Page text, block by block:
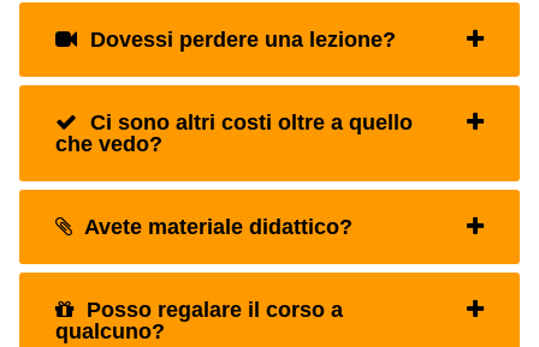
Dovessi perdere una lezione?
Ci sono altri costi oltre a quello
che vedo?
Avete materiale didattico?
Posso regalare il corso a
qualcuno?